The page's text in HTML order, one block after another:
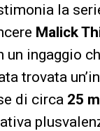
la
Malick
ingaggio
trovata
di circa 25